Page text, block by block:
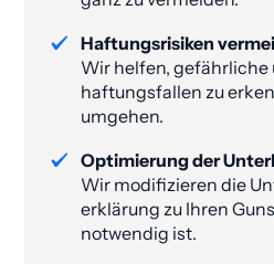
Haftungsrisiken
Wir helfen,
haftungs­fallen zu
umgehen.
Optimierung der
Wir modifizieren die
erklärung zu Ihren
notwendig ist.